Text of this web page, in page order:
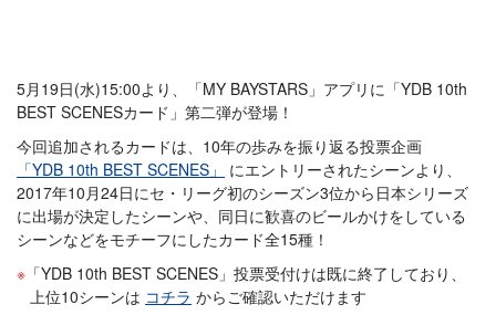
5月19日(水)15:00より、「MY BAYSTARS」アプリに「YDB 10th
BEST SCENESカード」第二弾が登場！
今回追加されるカードは、10年の歩みを振り返る投票企画
「YDB 10th BEST SCENES」
にエントリーされたシーンより、
2017年10月24日にセ・リーグ初のシーズン3位から日本シリーズ
に出場が決定したシーンや、同日に歓喜のビールかけをしている
シーンなどをモチーフにしたカード全15種！
「YDB 10th BEST SCENES」投票受付けは既に終了しており、
上位10シーンは コチラ からご確認いただけます